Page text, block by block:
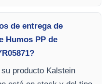
de entrega de
Humos PP de
producto Kalstein